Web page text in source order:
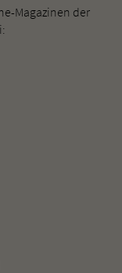
Magazinen der